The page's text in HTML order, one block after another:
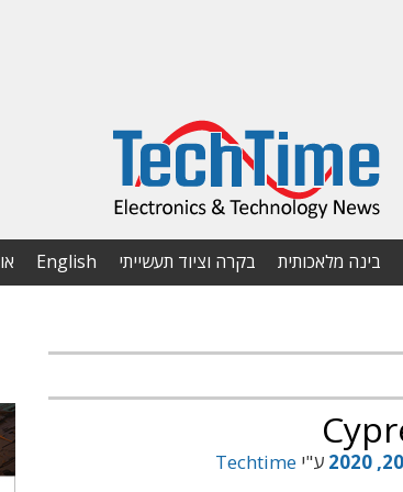
בינה מלאכותית בקרה וציוד תעשייתי English
ע"י Techtime